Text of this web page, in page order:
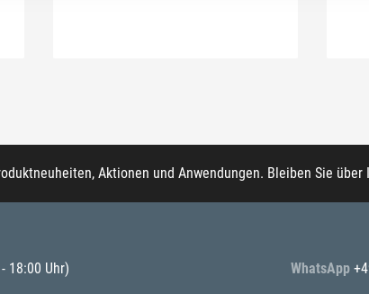
Aktionen und Anwendungen. Bleiben Sie
18:00 Uhr) WhatsApp